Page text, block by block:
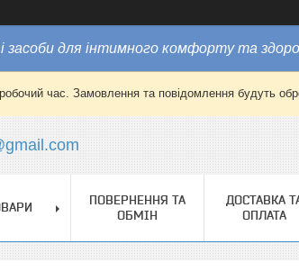
засоби для інтимного комфорту та
час. Замовлення та повідомлення будуть
ПОВЕРНЕННЯ ТА
ОБМІН
ДОСТАВКА
ОПЛАТА